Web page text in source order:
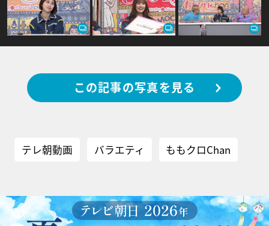
この記事の写真を見る
テレ朝動画 バラエティ ももクロChan